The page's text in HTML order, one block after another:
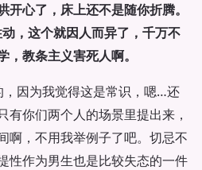
开心了，床上还不是随你折腾。
，这个就因人而异了，千万不
教条主义害死人啊。
，因为我觉得这是常识，嗯…还
有你们两个人的场景里提出来，
啊，不用我举例子了吧。切忌不
性作为男生也是比较失态的一件